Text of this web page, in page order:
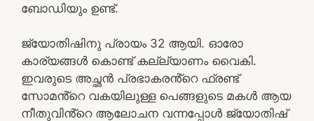
ബോഡിയും ഉണ്ട്.
ജ്യോതിഷിനു പ്രായം 32 ആയി. ഓരോ
കാര്യങ്ങൾ കൊണ്ട് കല്ല്യാണം വൈകി.
ഇവരുടെ അച്ഛൻ പ്രഭാകരൻ്റെ ഫ്രണ്ട്
സോമൻ്റെ വകയിലുള്ള പെങ്ങളുടെ മകൾ ആയ
നീതുവിൻ്റെ ആലോചന വന്നപ്പോൾ ജ്യോതിഷ്